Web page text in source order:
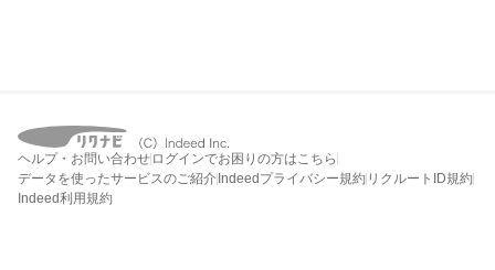
ヘルプ・お問い合わせ ログインでお困りの方はこちら
データを使ったサービスのご紹介 Indeedプライバシー規約 リクルートID規約
Indeed利用規約